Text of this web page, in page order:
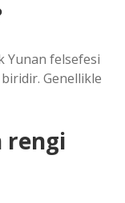
Yunan felsefesi
Genellikle
rengi